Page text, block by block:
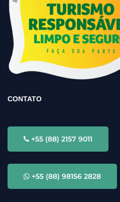
CONTATO
+55 (88) 2157 9011
+55 (88) 98156 2828